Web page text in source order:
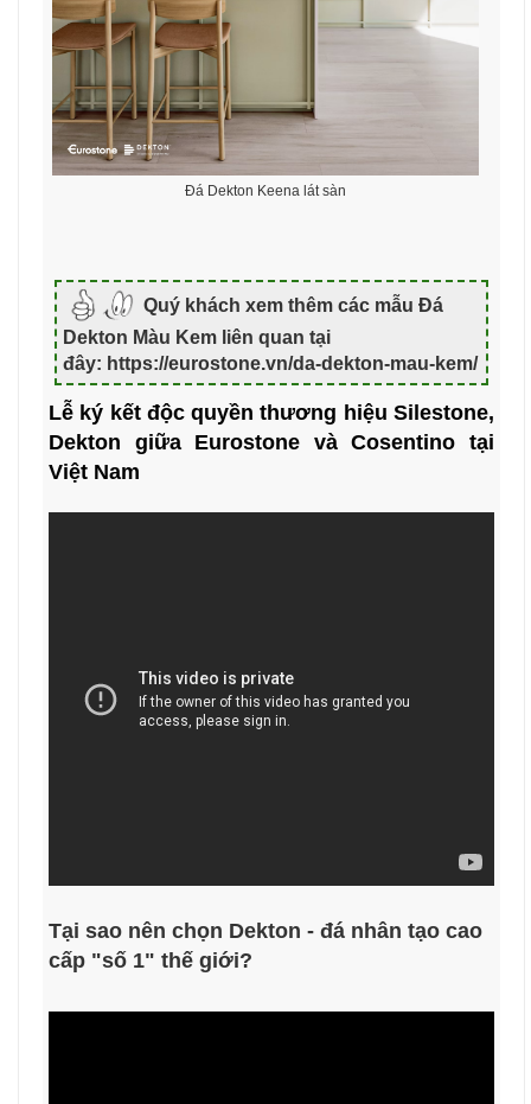
Đá Dekton Keena lát sàn
Quý khách xem thêm các mẫu Đá
Dekton Màu Kem liên quan tại
đây: https://eurostone.vn/da-dekton-mau-kem/
Lễ ký kết độc quyền thương hiệu Silestone,
Dekton giữa Eurostone và Cosentino tại
Việt Nam
Tại sao nên chọn Dekton - đá nhân tạo cao
cấp "số 1" thế giới?